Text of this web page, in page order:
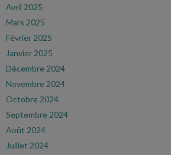
Avril 2025
Mars 2025
Février 2025
Janvier 2025
Décembre 2024
Novembre 2024
Octobre 2024
Septembre 2024
Août 2024
Juillet 2024